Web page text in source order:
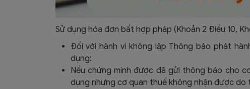
Sử dụng hóa đơn bất hợp pháp (Khoản 2 Điều 10,
Đối với hành vi không lập Thông báo phát
dụng:
Nếu chứng minh được đã gửi thông báo cho
dụng nhưng cơ quan thuế không nhận được